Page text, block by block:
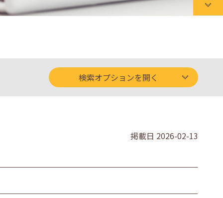
検索オプションを開く
掲載日 2026-02-13